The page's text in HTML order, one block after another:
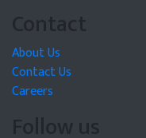
Contact
About Us
Contact Us
Careers
Follow us